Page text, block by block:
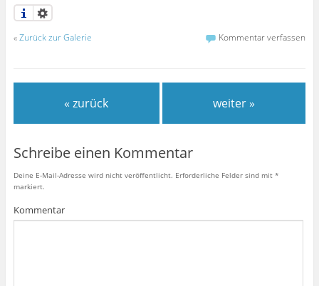
«Zurück zur Galerie Kommentar verfassen
« zurück weiter »
Schreibe einen Kommentar
Deine E-Mail-Adresse wird nicht veröffentlicht. Erforderliche Felder sind mit *
markiert.
Kommentar